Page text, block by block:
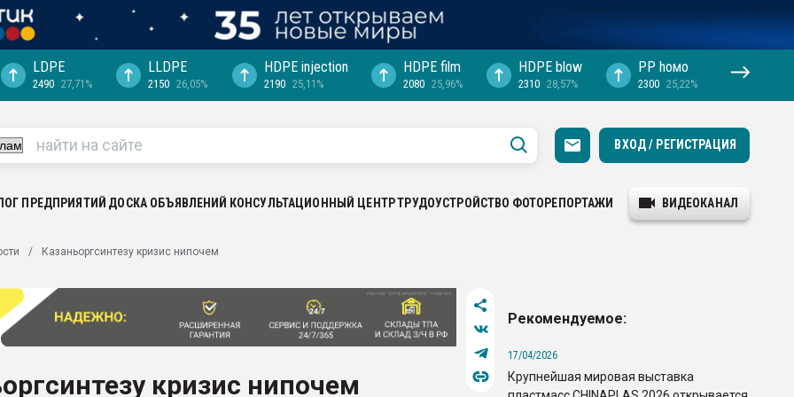
выходит на
рынке
LDPE
2490 27,71%
LLDPE
2150 26,05%
HDPE injection
2190 25,11%
HDPE film
2080 25,96%
HDPE blow
2310 28,57%
PP hомо
2300 25,22%
ВХОД / РЕГИСТРАЦИЯ
ПРЕДПРИЯТИЙ ДОСКА ОБЪЯВЛЕНИЙ КОНСУЛЬТАЦИОННЫЙ ЦЕНТРТРУДОУСТРОЙСТВО ФОТОРЕПОРТАЖИ ВИДЕОКАНАЛ
Казаньоргсинтезу кризис нипочем
кризис нипочем
Рекомендуемое:
17/04/2026
Крупнейшая мировая выставка